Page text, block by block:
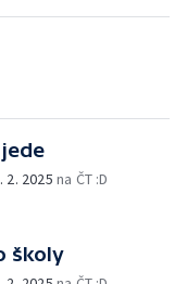
2. 2025 na ČT :D
školy